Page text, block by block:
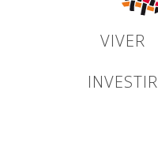
VIVER
INVESTIR